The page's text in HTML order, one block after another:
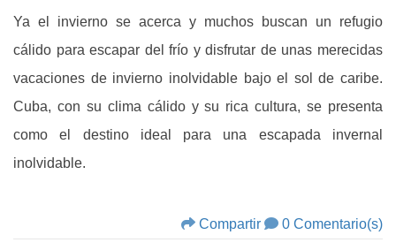
Ya el invierno se acerca y muchos buscan un refugio
cálido para escapar del frío y disfrutar de unas merecidas
vacaciones de invierno inolvidable bajo el sol de caribe.
Cuba, con su clima cálido y su rica cultura, se presenta
como el destino ideal para una escapada invernal
inolvidable.
Compartir 0 Comentario(s)